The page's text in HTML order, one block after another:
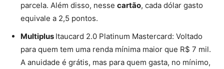
parcela. Além disso, nesse cartão, cada dólar gasto
equivale a 2,5 pontos.
Multiplus Itaucard 2.0 Platinum Mastercard: Voltado
para quem tem uma renda mínima maior que R$ 7 mil.
A anuidade é grátis, mas para quem gasta, no mínimo,